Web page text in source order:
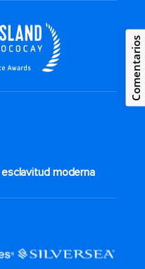
moderna
Comentarios